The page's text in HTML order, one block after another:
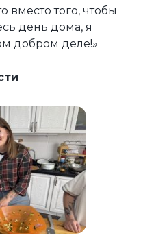
вместо того, чтобы
день дома, я
добром деле!»